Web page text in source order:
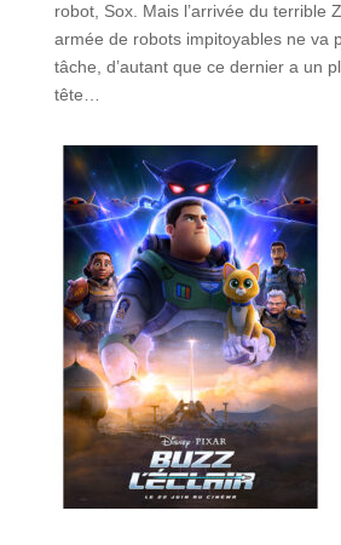
robot, Sox. Mais l’arrivée du terrible
armée de robots impitoyables ne va
tâche, d’autant que ce dernier a un
tête…